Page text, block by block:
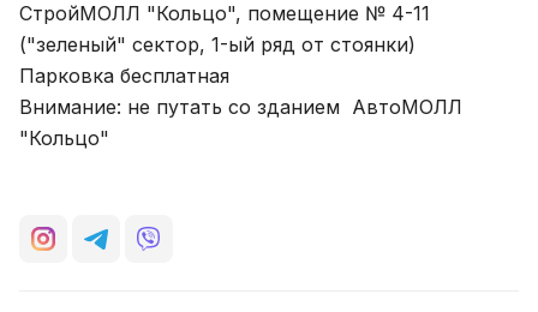
СтройМОЛЛ "Кольцо", помещение № 4-11
("зеленый" сектор, 1-ый ряд от стоянки)
Парковка бесплатная
Внимание: не путать со зданием АвтоМОЛЛ
"Кольцо"